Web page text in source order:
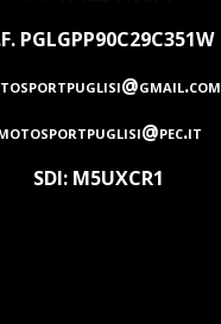
PGLGPP90C29C351W
SDI: M5UXCR1